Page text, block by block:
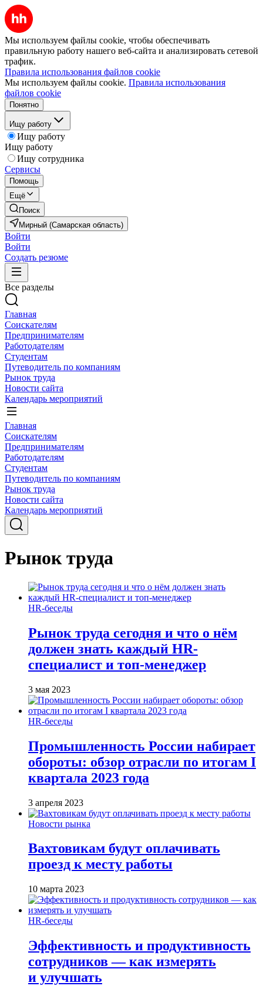
Мы используем файлы cookie, чтобы обеспечивать
правильную работу нашего веб-сайта и анализировать сетевой
трафик.
Правила использования файлов cookie
Мы используем файлы cookie. Правила использования
файлов cookie
Понятно
Ищу работу
Ищу работу
Ищу работу
Ищу сотрудника
Сервисы
Помощь
Ещё
Поиск
Мирный (Самарская область)
Войти
Войти
Создать резюме
Все разделы
Главная
Соискателям
Предпринимателям
Работодателям
Студентам
Путеводитель по компаниям
Рынок труда
Новости сайта
Календарь мероприятий
Главная
Соискателям
Предпринимателям
Работодателям
Студентам
Путеводитель по компаниям
Рынок труда
Новости сайта
Календарь мероприятий
Рынок труда
HR-беседы
Рынок труда сегодня и что о нём
должен знать каждый HR-
специалист и топ-менеджер
3 мая 2023
HR-беседы
Промышленность России набирает
обороты: обзор отрасли по итогам I
квартала 2023 года
3 апреля 2023
Новости рынка
Вахтовикам будут оплачивать
проезд к месту работы
10 марта 2023
HR-беседы
Эффективность и продуктивность
сотрудников — как измерять
и улучшать